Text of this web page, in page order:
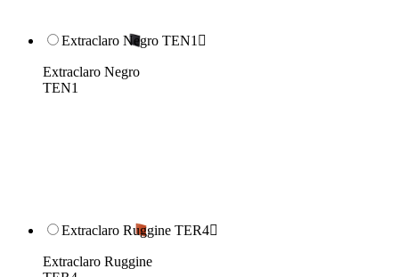
Extraclaro Negro TEN1 
Extraclaro Negro
TEN1
Extraclaro Ruggine TER4
Extraclaro Ruggine